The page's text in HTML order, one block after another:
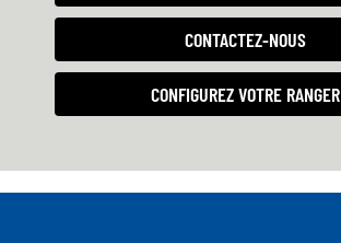
CONTACTEZ-NOUS
CONFIGUREZ VOTRE RANGER